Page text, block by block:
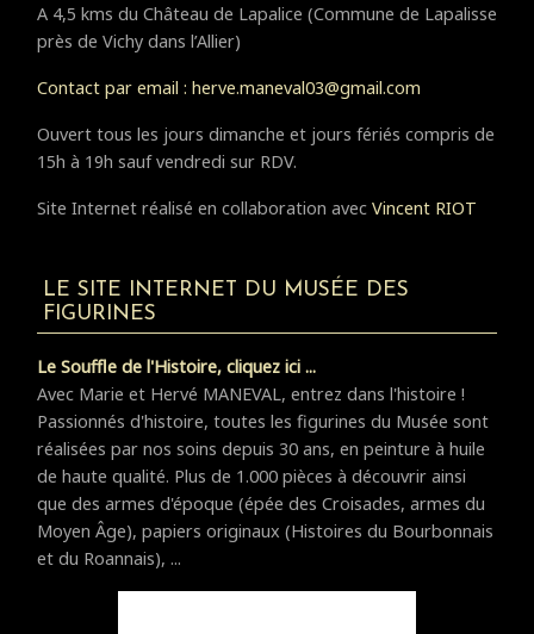
A 4,5 kms du Château de Lapalice (Commune de Lapalisse
près de Vichy dans l’Allier)
Contact par email : herve.maneval03@gmail.com
Ouvert tous les jours dimanche et jours fériés compris de
15h à 19h sauf vendredi sur RDV.
Site Internet réalisé en collaboration avec Vincent RIOT
LE SITE INTERNET DU MUSÉE DES
FIGURINES
Le Souffle de l'Histoire, cliquez ici ...
Avec Marie et Hervé MANEVAL, entrez dans l'histoire !
Passionnés d'histoire, toutes les figurines du Musée sont
réalisées par nos soins depuis 30 ans, en peinture à huile
de haute qualité. Plus de 1.000 pièces à découvrir ainsi
que des armes d'époque (épée des Croisades, armes du
Moyen Âge), papiers originaux (Histoires du Bourbonnais
et du Roannais), ...